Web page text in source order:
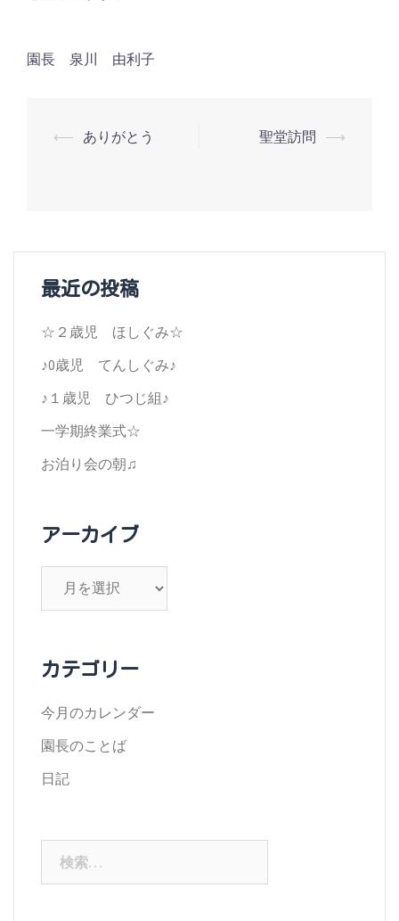
園長 泉川 由利子
投
ー
シ
ョ
ン
⟵ ありがとう 聖堂訪問 ⟶
最近の投稿
☆２歳児 ほしぐみ☆
♪0歳児 てんしぐみ♪
♪１歳児 ひつじ組♪
一学期終業式☆
お泊り会の朝♫
アーカイブ
ブ
カテゴリー
今月のカレンダー
園長のことば
日記